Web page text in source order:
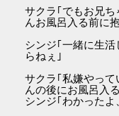
サクラ｢でもお兄
んお風呂入る前に
シンジ｢一緒に生
らねぇ｣
サクラ｢私嫌やっ
んの後にお風呂入
シンジ｢わかった